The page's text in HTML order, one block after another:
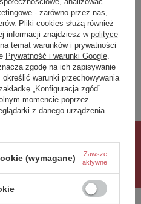
opinię
ocena:
5/5
- zarówno przez nas,
Pliki cookies służą również
informacji znajdziesz w polityce
temat warunków i prywatności
Prywatność i warunki Google
zgodę na ich zapisywanie
warunki przechowywania
„Konfiguracja zgód”.
momencie poprzez
z danego urządzenia
(wymagane) Zawsze
aktywne